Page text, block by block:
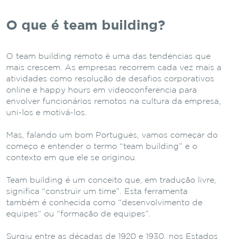
O que é team building?
O team building remoto é uma das tendências que
mais crescem. As empresas recorrem cada vez mais a
atividades como resolução de desafios corporativos
online e happy hours em videoconferência para
envolver funcionários remotos na cultura da empresa,
uni-los e motivá-los.
Mas, falando um bom Português, vamos começar do
começo e entender o termo “team building” e o
contexto em que ele se originou.
Team building é um conceito que, em tradução livre,
significa “construir um time”. Esta ferramenta
também é conhecida como “desenvolvimento de
equipes” ou “formação de equipes”.
Surgiu entre as décadas de 1920 e 1930, nos Estados